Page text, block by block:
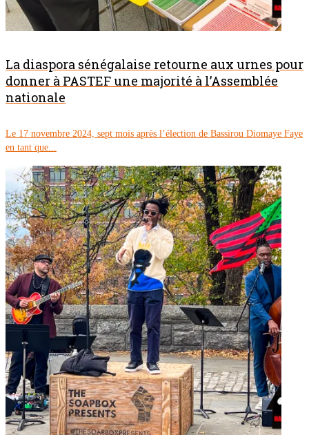
La diaspora sénégalaise retourne aux urnes pour
donner à PASTEF une majorité à l’Assemblée
nationale
Le 17 novembre 2024, sept mois après l’élection de Bassirou Diomaye Faye
en tant que...